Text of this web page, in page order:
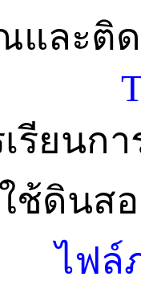
และติ
รียนก
ใช้ดิน
ไฟล์